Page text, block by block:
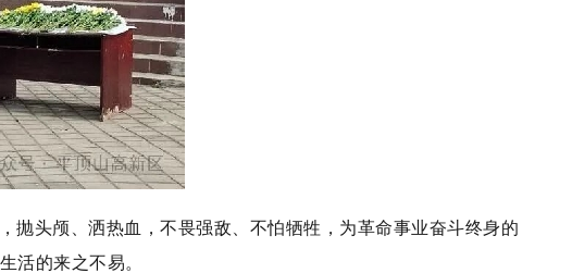
抛头颅、洒热血，不畏强敌、不怕牺牲，为革命事业奋斗终身的
活的来之不易。